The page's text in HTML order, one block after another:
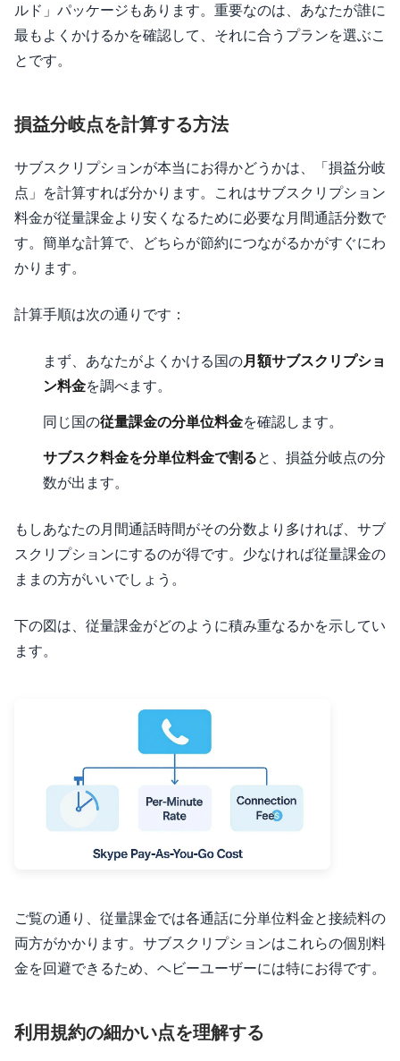
ルド」パッケージもあります。重要なのは、あなたが誰に
最もよくかけるかを確認して、それに合うプランを選ぶこ
とです。
損益分岐点を計算する方法
サブスクリプションが本当にお得かどうかは、「損益分岐
点」を計算すれば分かります。これはサブスクリプション
料金が従量課金より安くなるために必要な月間通話分数で
す。簡単な計算で、どちらが節約につながるかがすぐにわ
かります。
計算手順は次の通りです：
まず、あなたがよくかける国の月額サブスクリプショ
ン料金を調べます。
同じ国の従量課金の分単位料金を確認します。
サブスク料金を分単位料金で割ると、損益分岐点の分
数が出ます。
もしあなたの月間通話時間がその分数より多ければ、サブ
スクリプションにするのが得です。少なければ従量課金の
ままの方がいいでしょう。
下の図は、従量課金がどのように積み重なるかを示してい
ます。
ご覧の通り、従量課金では各通話に分単位料金と接続料の
両方がかかります。サブスクリプションはこれらの個別料
金を回避できるため、ヘビーユーザーには特にお得です。
利用規約の細かい点を理解する